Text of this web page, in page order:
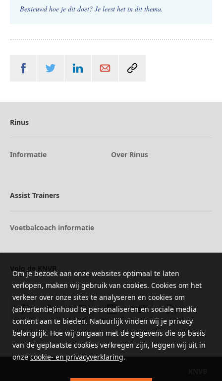
Benieuwd hoe je dit doet? Je leest het in dit thema.
Rinus
Informatie Over Rinus
Assist Trainers
Voetbalcoach informatie
Volg de KNVB
Om je bezoek aan onze websites optimaal te laten
verlopen, maken wij gebruik van cookies. Cookies om het
verkeer over onze sites te analyseren en cookies om
(advertentie)inhoud te personaliseren en sociale media
content aan te bieden. Natuurlijk vinden wij je privacy
belangrijk. Hoe wij omgaan met de gegevens die op basis
van de geplaatste cookies verkregen zijn, leggen wij uit in
onzecookie- en privacyverklaring.